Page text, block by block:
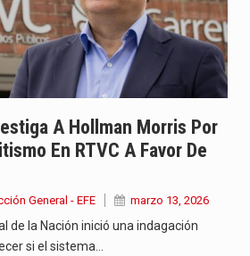
Con una salva de 21 cañonazos se cumplieron los honores…
El presidente electo Abelardo de la Espriella aseguró que durante…
Abelardo de la Espriella comenzó su Gobierno con uno de…
A Hollman Morris Por
En RTVC A Favor De
General - EFE marzo 13, 2026
de la Nación inició una indagación
si el sistema…